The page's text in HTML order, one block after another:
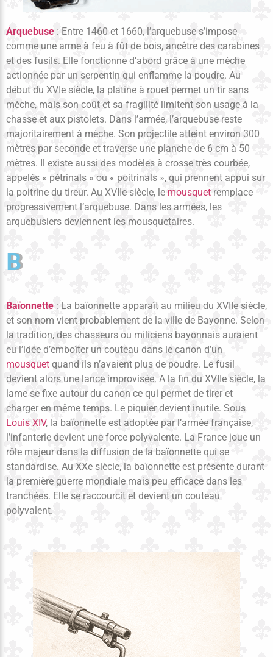
Arquebuse : Entre 1460 et 1660, l’arquebuse s’impose
comme une arme à feu à fût de bois, ancêtre des carabines
et des fusils. Elle fonctionne d’abord grâce à une mèche
actionnée par un serpentin qui enflamme la poudre. Au
début du XVIe siècle, la platine à rouet permet un tir sans
mèche, mais son coût et sa fragilité limitent son usage à la
chasse et aux pistolets. Dans l’armée, l’arquebuse reste
majoritairement à mèche. Son projectile atteint environ 300
mètres par seconde et traverse une planche de 6 cm à 50
mètres. Il existe aussi des modèles à crosse très courbée,
appelés « pétrinals » ou « poitrinals », qui prennent appui sur
la poitrine du tireur. Au XVIIe siècle, le mousquet remplace
progressivement l’arquebuse. Dans les armées, les
arquebusiers deviennent les mousquetaires.
B
Baïonnette : La baïonnette apparaît au milieu du XVIIe siècle,
et son nom vient probablement de la ville de Bayonne. Selon
la tradition, des chasseurs ou miliciens bayonnais auraient
eu l’idée d’emboîter un couteau dans le canon d’un
mousquet quand ils n’avaient plus de poudre. Le fusil
devient alors une lance improvisée. A la fin du XVIIe siècle, la
lame se fixe autour du canon ce qui permet de tirer et
charger en même temps. Le piquier devient inutile. Sous
Louis XIV, la baïonnette est adoptée par l’armée française,
l’infanterie devient une force polyvalente. La France joue un
rôle majeur dans la diffusion de la baïonnette qui se
standardise. Au XXe siècle, la baïonnette est présente durant
la première guerre mondiale mais peu efficace dans les
tranchées. Elle se raccourcit et devient un couteau
polyvalent.